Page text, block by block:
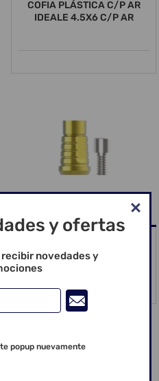
COFIA PLÁSTICA C/P AR
IDEALE 4.5X6 C/P AR
COFIA TITANIO IDEALE P AR
y ofertas
novedades y
popup nuevamente